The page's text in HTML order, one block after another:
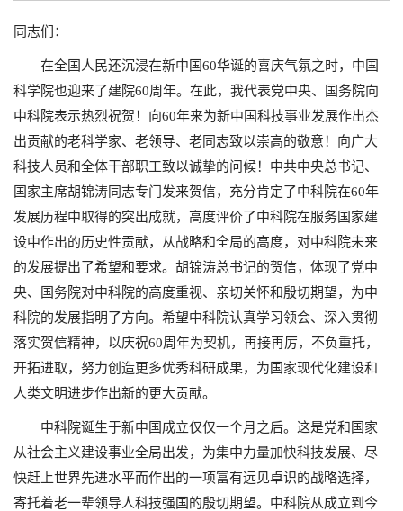
同志们：
在全国人民还沉浸在新中国60华诞的喜庆气氛之时，中国
科学院也迎来了建院60周年。在此，我代表党中央、国务院向
中科院表示热烈祝贺！向60年来为新中国科技事业发展作出杰
出贡献的老科学家、老领导、老同志致以崇高的敬意！向广大
科技人员和全体干部职工致以诚挚的问候！中共中央总书记、
国家主席胡锦涛同志专门发来贺信，充分肯定了中科院在60年
发展历程中取得的突出成就，高度评价了中科院在服务国家建
设中作出的历史性贡献，从战略和全局的高度，对中科院未来
的发展提出了希望和要求。胡锦涛总书记的贺信，体现了党中
央、国务院对中科院的高度重视、亲切关怀和殷切期望，为中
科院的发展指明了方向。希望中科院认真学习领会、深入贯彻
落实贺信精神，以庆祝60周年为契机，再接再厉，不负重托，
开拓进取，努力创造更多优秀科研成果，为国家现代化建设和
人类文明进步作出新的更大贡献。
中科院诞生于新中国成立仅仅一个月之后。这是党和国家
从社会主义建设事业全局出发，为集中力量加快科技发展、尽
快赶上世界先进水平而作出的一项富有远见卓识的战略选择，
寄托着老一辈领导人科技强国的殷切期望。中科院从成立到今